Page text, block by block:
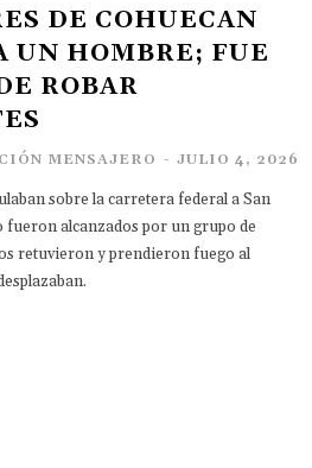
DE COHUECAN
UN HOMBRE; FUE
ROBAR
MENSAJERO - JULIO 4, 2026
sobre la carretera federal a San
fueron alcanzados por un grupo de
retuvieron y prendieron fuego al